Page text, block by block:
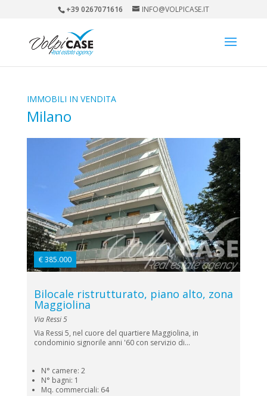
+39 0267071616 INFO@VOLPICASE.IT
IMMOBILI IN VENDITA
Milano
€ 385.000
Bilocale ristrutturato, piano alto, zona
Maggiolina
Via Ressi 5
Via Ressi 5, nel cuore del quartiere Maggiolina, in
condominio signorile anni '60 con servizio di...
N° camere: 2
N° bagni: 1
Mq. commerciali: 64